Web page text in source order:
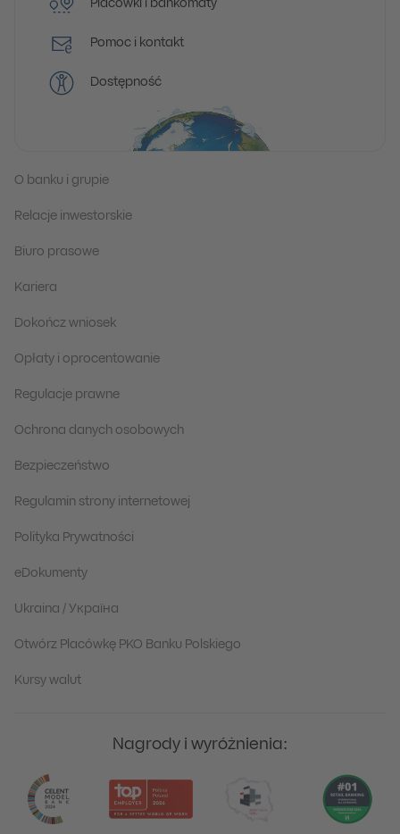
Placówki i bankomaty
Pomoc i kontakt
Dostępność
O banku i grupie
Relacje inwestorskie
Biuro prasowe
Kariera
Dokończ wniosek
Opłaty i oprocentowanie
Regulacje prawne
Ochrona danych osobowych
Bezpieczeństwo
Regulamin strony internetowej
Polityka Prywatności
eDokumenty
Ukraina / Україна
Otwórz Placówkę PKO Banku Polskiego
Kursy walut
Nagrody i wyróżnienia: